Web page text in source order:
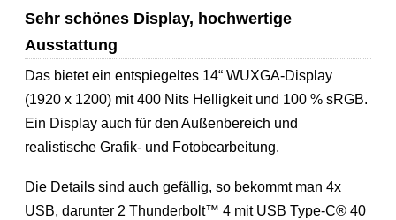
Sehr schönes Display, hochwertige
Ausstattung
Das bietet ein entspiegeltes 14“ WUXGA-Display
(1920 x 1200) mit 400 Nits Helligkeit und 100 % sRGB.
Ein Display auch für den Außenbereich und
realistische Grafik- und Fotobearbeitung.
Die Details sind auch gefällig, so bekommt man 4x
USB, darunter 2 Thunderbolt™ 4 mit USB Type-C® 40